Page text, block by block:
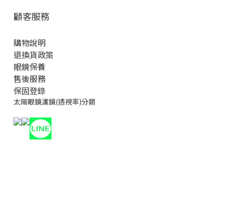
顧客服務
購物說明
退換貨政策
眼鏡保養
售後服務
保固登錄
太陽眼鏡濾鏡(透視率)分類